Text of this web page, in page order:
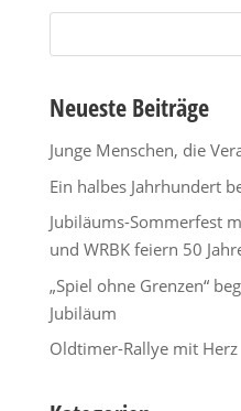
Neueste Beiträge
Junge Menschen, die
Ein halbes Jahrhundert
Jubiläums-Sommerfest
und WRBK feiern 50
„Spiel ohne Grenzen“
Jubiläum
Oldtimer-Rallye mit Herz